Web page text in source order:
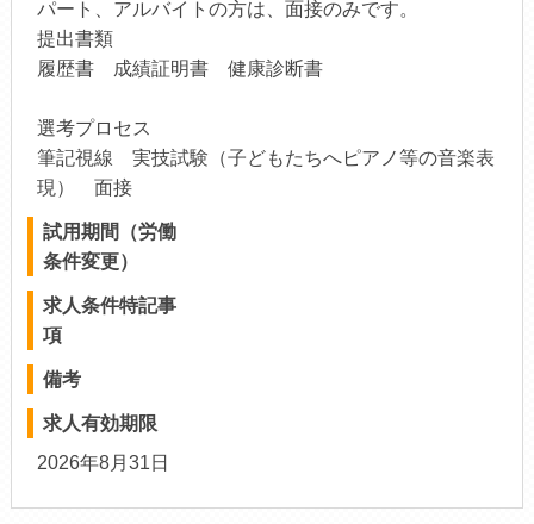
パート、アルバイトの方は、面接のみです。
提出書類
履歴書 成績証明書 健康診断書
選考プロセス
筆記視線 実技試験（子どもたちへピアノ等の音楽表
現） 面接
試用期間（労働
条件変更）
求人条件特記事
項
備考
求人有効期限
2026年8月31日